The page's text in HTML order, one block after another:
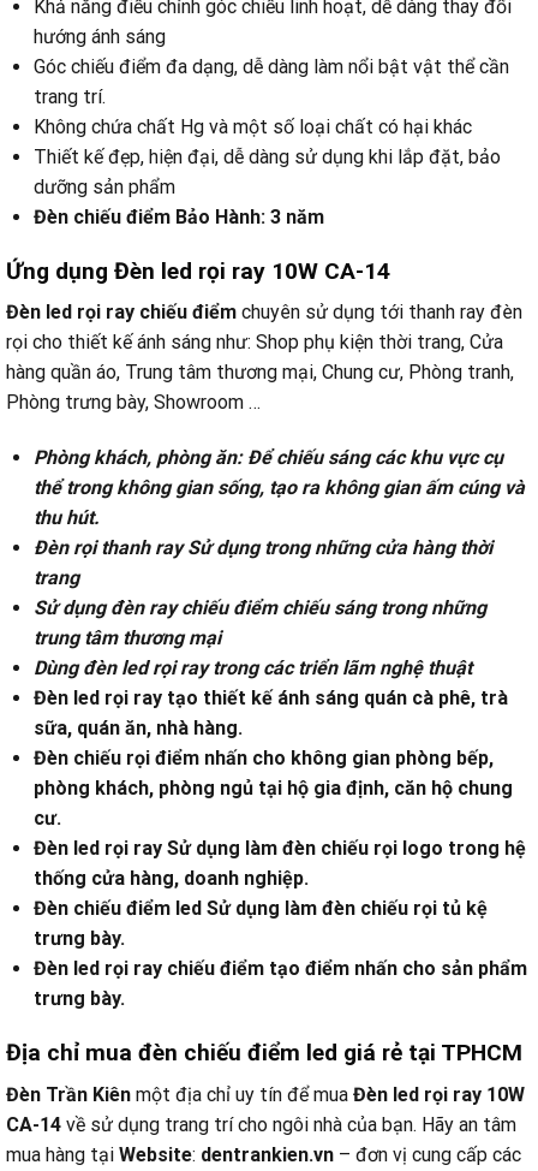
Khả năng điều chỉnh góc chiếu linh hoạt, dễ dàng thay đổi
hướng ánh sáng
Góc chiếu điểm đa dạng, dễ dàng làm nổi bật vật thể cần
trang trí.
Không chứa chất Hg và một số loại chất có hại khác
Thiết kế đẹp, hiện đại, dễ dàng sử dụng khi lắp đặt, bảo
dưỡng sản phẩm
Đèn chiếu điểm Bảo Hành: 3 năm
Ứng dụng Đèn led rọi ray 10W CA-14
Đèn led rọi ray chiếu điểm chuyên sử dụng tới thanh ray đèn
rọi cho thiết kế ánh sáng như: Shop phụ kiện thời trang, Cửa
hàng quần áo, Trung tâm thương mại, Chung cư, Phòng tranh,
Phòng trưng bày, Showroom …
Phòng khách, phòng ăn: Để chiếu sáng các khu vực cụ
thể trong không gian sống, tạo ra không gian ấm cúng và
thu hút.
Đèn rọi thanh ray Sử dụng trong những cửa hàng thời
trang
Sử dụng đèn ray chiếu điểm chiếu sáng trong những
trung tâm thương mại
Dùng đèn led rọi ray trong các triển lãm nghệ thuật
Đèn led rọi ray tạo thiết kế ánh sáng quán cà phê, trà
sữa, quán ăn, nhà hàng.
Đèn chiếu rọi điểm nhấn cho không gian phòng bếp,
phòng khách, phòng ngủ tại hộ gia định, căn hộ chung
cư.
Đèn led rọi ray Sử dụng làm đèn chiếu rọi logo trong hệ
thống cửa hàng, doanh nghiệp.
Đèn chiếu điểm led Sử dụng làm đèn chiếu rọi tủ kệ
trưng bày.
Đèn led rọi ray chiếu điểm tạo điểm nhấn cho sản phẩm
trưng bày.
Địa chỉ mua đèn chiếu điểm led giá rẻ tại TPHCM
Đèn Trần Kiên một địa chỉ uy tín để mua Đèn led rọi ray 10W
CA-14 về sử dụng trang trí cho ngôi nhà của bạn. Hãy an tâm
mua hàng tại Website: dentrankien.vn – đơn vị cung cấp các